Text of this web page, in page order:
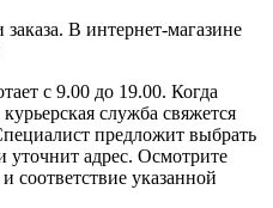
В интернет-магазине
с 9.00 до 19.00. Когда
служба свяжется
предложит выбрать
уточнит адрес. Осмотрите
соответствие указанной